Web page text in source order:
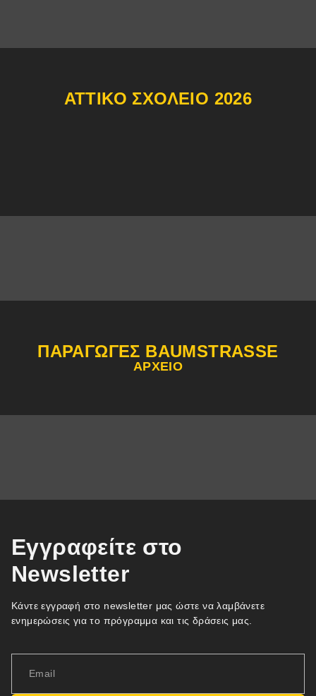
ΑΤΤΙΚΌ ΣΧΟΛΕΊΟ 2026
ΠΑΡΑΓΩΓΈΣ BAUMSTRASSE
ΑΡΧΕΊΟ
Εγγραφείτε στο
Newsletter
Κάντε εγγραφή στο newsletter μας ώστε να λαμβάνετε
ενημερώσεις για το πρόγραμμα και τις δράσεις μας.